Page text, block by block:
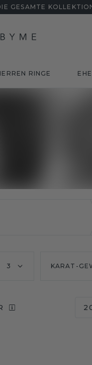
GESAMTE
RINGE
3 KARAT-